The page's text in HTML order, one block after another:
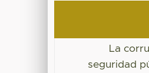
La
seguridad